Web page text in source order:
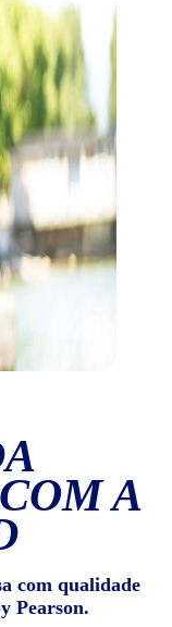
A
com qualidade
Pearson.